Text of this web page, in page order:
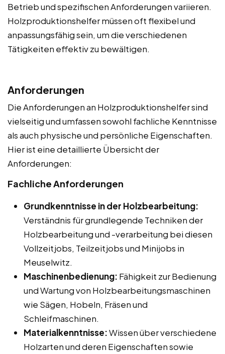
Betrieb und spezifischen Anforderungen variieren.
Holzproduktionshelfer müssen oft flexibel und
anpassungsfähig sein, um die verschiedenen
Tätigkeiten effektiv zu bewältigen.
Anforderungen
Die Anforderungen an Holzproduktionshelfer sind
vielseitig und umfassen sowohl fachliche Kenntnisse
als auch physische und persönliche Eigenschaften.
Hier ist eine detaillierte Übersicht der
Anforderungen:
Fachliche Anforderungen
Grundkenntnisse in der Holzbearbeitung:
Verständnis für grundlegende Techniken der
Holzbearbeitung und -verarbeitung bei diesen
Vollzeitjobs, Teilzeitjobs und Minijobs in
Meuselwitz.
Maschinenbedienung: Fähigkeit zur Bedienung
und Wartung von Holzbearbeitungsmaschinen
wie Sägen, Hobeln, Fräsen und
Schleifmaschinen.
Materialkenntnisse:Wissen über verschiedene
Holzarten und deren Eigenschaften sowie